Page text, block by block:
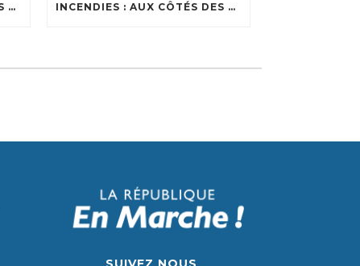
INCENDIES : AUX CÔTÉS DES SOIGNANTS INCENDIES : AUX CÔTÉS DES ÉVACUÉS DANS LES CENTRES D’ACCUEIL DU BASSIN